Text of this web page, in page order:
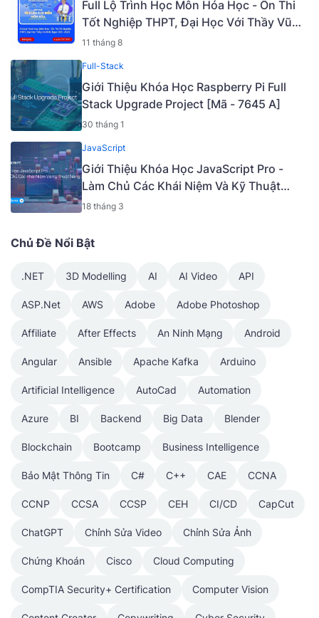
Full Lộ Trình Học Môn Hóa Học - Ôn Thi
Tốt Nghiệp THPT, Đại Học Với Thầy Vũ
Khắc Ngọc 2K5 - 2023 | Mã: 9009
11 tháng 8
Full-Stack
Giới Thiệu Khóa Học Raspberry Pi Full
Stack Upgrade Project [Mã - 7645 A]
30 tháng 1
JavaScript
Giới Thiệu Khóa Học JavaScript Pro -
Làm Chủ Các Khái Niệm Và Kỹ Thuật
Nâng Cao [Mã - 6919 A]
18 tháng 3
Chủ Đề Nổi Bật
.NET 3D Modelling AI AI Video API
ASP.Net AWS Adobe Adobe Photoshop
Affiliate After Effects An Ninh Mạng Android
Angular Ansible Apache Kafka Arduino
Artificial Intelligence AutoCad Automation
Azure BI Backend Big Data Blender
Blockchain Bootcamp Business Intelligence
Bảo Mật Thông Tin C# C++ CAE CCNA
CCNP CCSA CCSP CEH CI/CD CapCut
ChatGPT Chỉnh Sửa Video Chỉnh Sửa Ảnh
Chứng Khoán Cisco Cloud Computing
CompTIA Security+ Certification Computer Vision